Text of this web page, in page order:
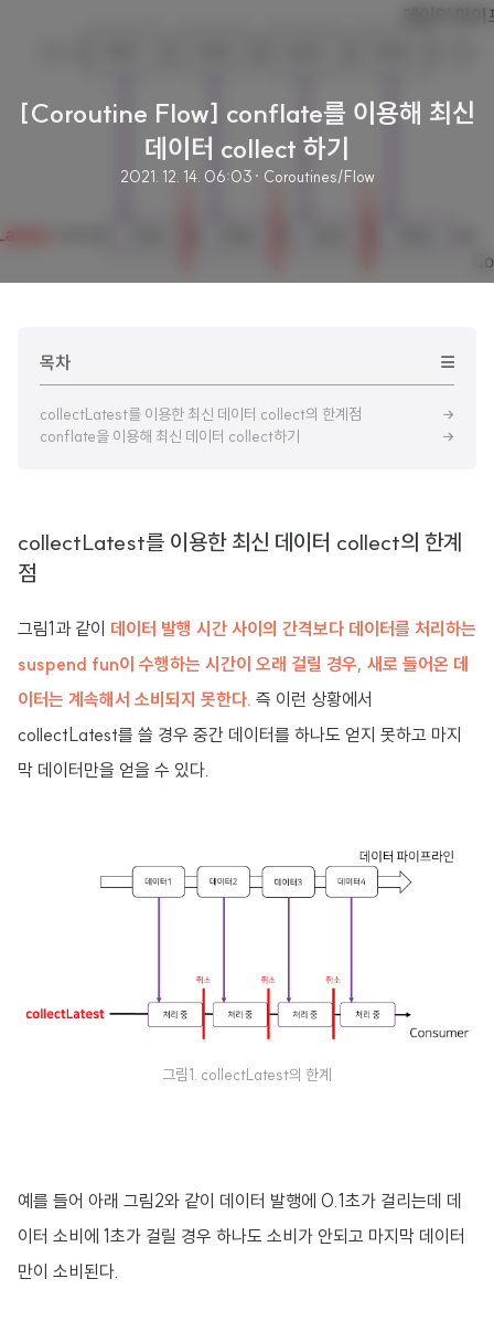
[Coroutine Flow] conflate를 이용해 최신
데이터 collect 하기
2021. 12. 14. 06:03 · Coroutines/Flow
목차
collectLatest를 이용한 최신 데이터 collect의 한계점
conflate을 이용해 최신 데이터 collect하기
collectLatest를 이용한 최신 데이터 collect의 한계
점
그림1과 같이 데이터 발행 시간 사이의 간격보다 데이터를 처리하는
suspend fun이 수행하는 시간이 오래 걸릴 경우, 새로 들어온 데
이터는 계속해서 소비되지 못한다. 즉 이런 상황에서
collectLatest를 쓸 경우 중간 데이터를 하나도 얻지 못하고 마지
막 데이터만을 얻을 수 있다.
그림1. collectLatest의 한계
예를 들어 아래 그림2와 같이 데이터 발행에 0.1초가 걸리는데 데
이터 소비에 1초가 걸릴 경우 하나도 소비가 안되고 마지막 데이터
만이 소비된다.